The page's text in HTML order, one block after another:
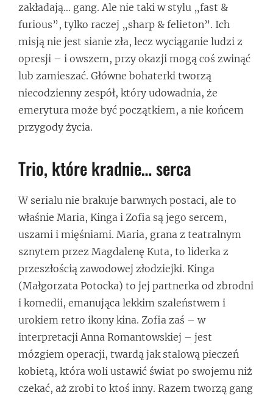
zakładają… gang. Ale nie taki w stylu „fast &
furious”, tylko raczej „sharp & felieton”. Ich
misją nie jest sianie zła, lecz wyciąganie ludzi z
opresji – i owszem, przy okazji mogą coś zwinąć
lub zamieszać. Główne bohaterki tworzą
niecodzienny zespół, który udowadnia, że
emerytura może być początkiem, a nie końcem
przygody życia.
Trio, które kradnie… serca
W serialu nie brakuje barwnych postaci, ale to
właśnie Maria, Kinga i Zofia są jego sercem,
uszami i mięśniami. Maria, grana z teatralnym
sznytem przez Magdalenę Kuta, to liderka z
przeszłością zawodowej złodziejki. Kinga
(Małgorzata Potocka) to jej partnerka od zbrodni
i komedii, emanująca lekkim szaleństwem i
urokiem retro ikony kina. Zofia zaś – w
interpretacji Anna Romantowskiej – jest
mózgiem operacji, twardą jak stalową pieczeń
kobietą, która woli ustawić świat po swojemu niż
czekać, aż zrobi to ktoś inny. Razem tworzą gang